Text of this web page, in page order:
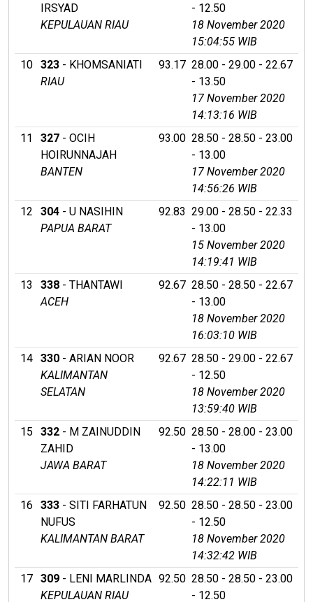
IRSYAD
KEPULAUAN RIAU
- 12.50
18 November 2020
15:04:55 WIB
10
323 - KHOMSANIATI
RIAU
93.17 28.00 - 29.00 - 22.67
- 13.50
17 November 2020
14:13:16 WIB
11
327 - OCIH
HOIRUNNAJAH
BANTEN
93.00 28.50 - 28.50 - 23.00
- 13.00
17 November 2020
14:56:26 WIB
12
304 - U NASIHIN
PAPUA BARAT
92.83 29.00 - 28.50 - 22.33
- 13.00
15 November 2020
14:19:41 WIB
13
338 - THANTAWI
ACEH
92.67 28.50 - 28.50 - 22.67
- 13.00
18 November 2020
16:03:10 WIB
14
330 - ARIAN NOOR
KALIMANTAN
SELATAN
92.67 28.50 - 29.00 - 22.67
- 12.50
18 November 2020
13:59:40 WIB
15
332 - M ZAINUDDIN
ZAHID
JAWA BARAT
92.50 28.50 - 28.00 - 23.00
- 13.00
18 November 2020
14:22:11 WIB
16
333 - SITI FARHATUN
NUFUS
KALIMANTAN BARAT
92.50 28.50 - 28.50 - 23.00
- 12.50
18 November 2020
14:32:42 WIB
17
309 - LENI MARLINDA
KEPULAUAN RIAU
92.50 28.50 - 28.50 - 23.00
- 12.50